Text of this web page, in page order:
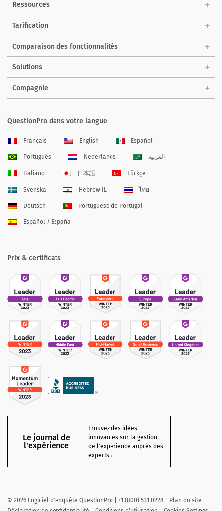
Ressources
Tarification
Comparaison des fonctionnalités
Solutions
Compagnie
QuestionPro dans votre langue
Français English Español
Português Nederlands العربية
Italiano 日本語 Türkçe
Svenska Hebrew IL ไทย
Deutsch Portuguese de Portugal
Español / España
Prix & certificats
Le journal de
l'expérience
Trouvez des idées
innovantes sur la gestion
de l'expérience auprès des
experts
© 2026 Logiciel d'enquête QuestionPro | +1 (800) 531 0228
Plan du site